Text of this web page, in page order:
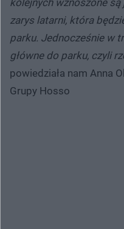
kolejnych wznoszone są
zarys latarni, która
parku. Jednocześnie w
główne do parku, czyli
powiedziała nam Anna
Grupy Hosso